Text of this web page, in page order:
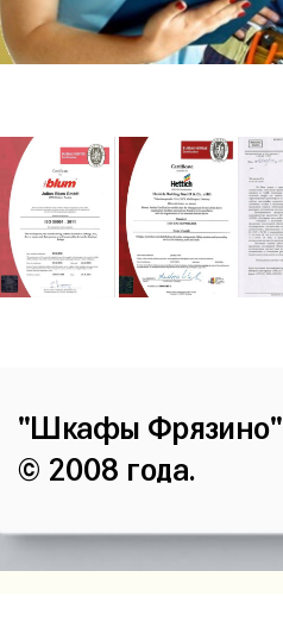
"Шкафы Фрязино"
© 2008 года.